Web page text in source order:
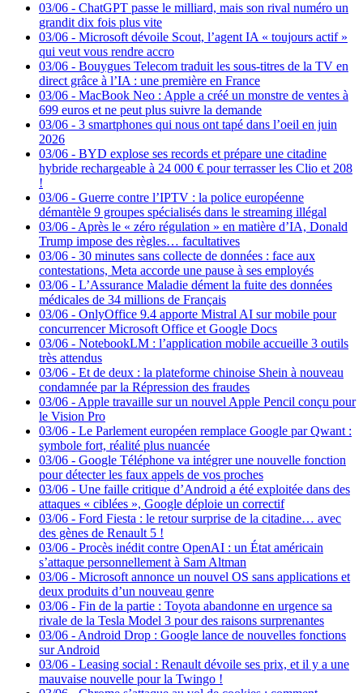
03/06 - ChatGPT passe le milliard, mais son rival numéro un
grandit dix fois plus vite
03/06 - Microsoft dévoile Scout, l’agent IA « toujours actif »
qui veut vous rendre accro
03/06 - Bouygues Telecom traduit les sous-titres de la TV en
direct grâce à l’IA : une première en France
03/06 - MacBook Neo : Apple a créé un monstre de ventes à
699 euros et ne peut plus suivre la demande
03/06 - 3 smartphones qui nous ont tapé dans l’oeil en juin
2026
03/06 - BYD explose ses records et prépare une citadine
hybride rechargeable à 24 000 € pour terrasser les Clio et 208
!
03/06 - Guerre contre l’IPTV : la police européenne
démantèle 9 groupes spécialisés dans le streaming illégal
03/06 - Après le « zéro régulation » en matière d’IA, Donald
Trump impose des règles… facultatives
03/06 - 30 minutes sans collecte de données : face aux
contestations, Meta accorde une pause à ses employés
03/06 - L’Assurance Maladie dément la fuite des données
médicales de 34 millions de Français
03/06 - OnlyOffice 9.4 apporte Mistral AI sur mobile pour
concurrencer Microsoft Office et Google Docs
03/06 - NotebookLM : l’application mobile accueille 3 outils
très attendus
03/06 - Et de deux : la plateforme chinoise Shein à nouveau
condamnée par la Répression des fraudes
03/06 - Apple travaille sur un nouvel Apple Pencil conçu pour
le Vision Pro
03/06 - Le Parlement européen remplace Google par Qwant :
symbole fort, réalité plus nuancée
03/06 - Google Téléphone va intégrer une nouvelle fonction
pour détecter les faux appels de vos proches
03/06 - Une faille critique d’Android a été exploitée dans des
attaques « ciblées », Google déploie un correctif
03/06 - Ford Fiesta : le retour surprise de la citadine… avec
des gènes de Renault 5 !
03/06 - Procès inédit contre OpenAI : un État américain
s’attaque personnellement à Sam Altman
03/06 - Microsoft annonce un nouvel OS sans applications et
deux produits d’un nouveau genre
03/06 - Fin de la partie : Toyota abandonne en urgence sa
rivale de la Tesla Model 3 pour des raisons surprenantes
03/06 - Android Drop : Google lance de nouvelles fonctions
sur Android
03/06 - Leasing social : Renault dévoile ses prix, et il y a une
mauvaise nouvelle pour la Twingo !